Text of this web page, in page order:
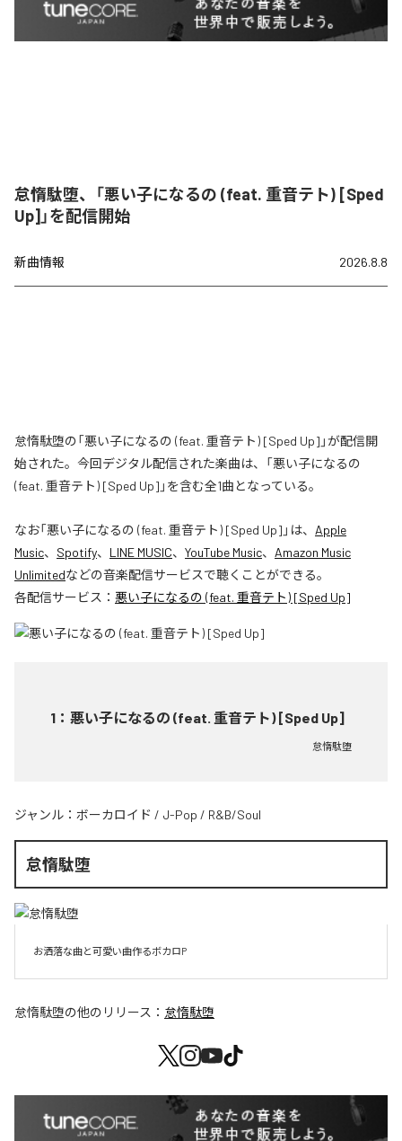
怠惰駄堕、「悪い子になるの (feat. 重音テト) [Sped
Up]」を配信開始
新曲情報 2026.8.8
怠惰駄堕の「悪い子になるの (feat. 重音テト) [Sped Up]」が配信開
始された。今回デジタル配信された楽曲は、「悪い子になるの
(feat. 重音テト) [Sped Up]」を含む全1曲となっている。
なお「悪い子になるの (feat. 重音テト) [Sped Up] 」は、 Apple
Music、 Spotify、 LINE MUSIC、 YouTube Music、 Amazon Music
Unlimitedなどの音楽配信サービスで聴くことができる。
各配信サービス： 悪い子になるの (feat. 重音テト) [Sped Up]
1 ： 悪い子になるの (feat. 重音テト) [Sped Up]
怠惰駄堕
ジャンル： ボーカロイド / J-Pop / R&B/Soul
怠惰駄堕
お洒落な曲と可愛い曲作るボカロP
怠惰駄堕の他のリリース： 怠惰駄堕